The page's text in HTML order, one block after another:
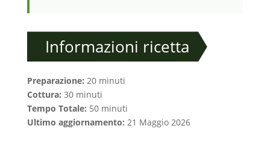
Informazioni ricetta
Preparazione: 20 minuti
Cottura: 30 minuti
Tempo Totale: 50 minuti
Ultimo aggiornamento: 21 Maggio 2026